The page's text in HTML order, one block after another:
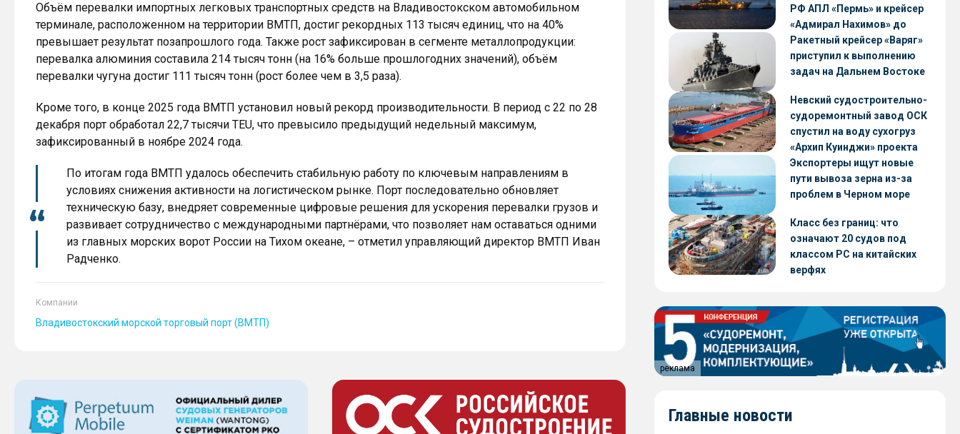
Объём перевалки импортных легковых транспортных средств на Владивостокском автомобильном
терминале, расположенном на территории ВМТП, достиг рекордных 113 тысяч единиц, что на 40%
превышает результат позапрошлого года. Также рост зафиксирован в сегменте металлопродукции:
перевалка алюминия составила 214 тысяч тонн (на 16% больше прошлогодних значений), объём
перевалки чугуна достиг 111 тысяч тонн (рост более чем в 3,5 раза).
Кроме того, в конце 2025 года ВМТП установил новый рекорд производительности. В период с 22 по 28
декабря порт обработал 22,7 тысячи TEU, что превысило предыдущий недельный максимум,
зафиксированный в ноябре 2024 года.
По итогам года ВМТП удалось обеспечить стабильную работу по ключевым направлениям в
условиях снижения активности на логистическом рынке. Порт последовательно обновляет
техническую базу, внедряет современные цифровые решения для ускорения перевалки грузов и
развивает сотрудничество с международными партнёрами, что позволяет нам оставаться одними
из главных морских ворот России на Тихом океане, – отметил управляющий директор ВМТП Иван
Радченко.
Компании
Владивостокский морской торговый порт (ВМТП)
РФ АПЛ «Пермь» и крейсер
«Адмирал Нахимов» до
конца 2026 года
Ракетный крейсер «Варяг»
приступил к выполнению
задач на Дальнем Востоке
Невский судостроительно-
судоремонтный завод ОСК
спустил на воду сухогруз
«Архип Куинджи» проекта
RSD59
Экспортеры ищут новые
пути вывоза зерна из-за
проблем в Черном море
Класс без границ: что
означают 20 судов под
классом РС на китайских
верфях
реклама
Главные новости